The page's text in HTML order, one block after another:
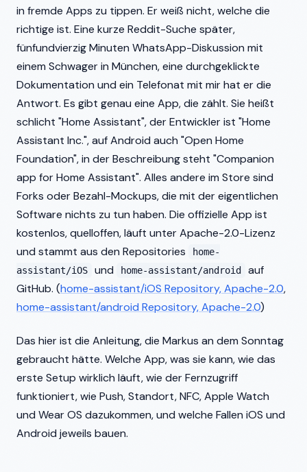
in fremde Apps zu tippen. Er weiß nicht, welche die
richtige ist. Eine kurze Reddit-Suche später,
fünfundvierzig Minuten WhatsApp-Diskussion mit
einem Schwager in München, eine durchgeklickte
Dokumentation und ein Telefonat mit mir hat er die
Antwort. Es gibt genau eine App, die zählt. Sie heißt
schlicht "Home Assistant", der Entwickler ist "Home
Assistant Inc.", auf Android auch "Open Home
Foundation", in der Beschreibung steht "Companion
app for Home Assistant". Alles andere im Store sind
Forks oder Bezahl-Mockups, die mit der eigentlichen
Software nichts zu tun haben. Die offizielle App ist
kostenlos, quelloffen, läuft unter Apache-2.0-Lizenz
und stammt aus den Repositories
home-
assistant/iOS
und home-assistant/android
auf
GitHub. (home-assistant/iOS Repository, Apache-2.0,
home-assistant/android Repository, Apache-2.0)
Das hier ist die Anleitung, die Markus an dem Sonntag
gebraucht hätte. Welche App, was sie kann, wie das
erste Setup wirklich läuft, wie der Fernzugriff
funktioniert, wie Push, Standort, NFC, Apple Watch
und Wear OS dazukommen, und welche Fallen iOS und
Android jeweils bauen.